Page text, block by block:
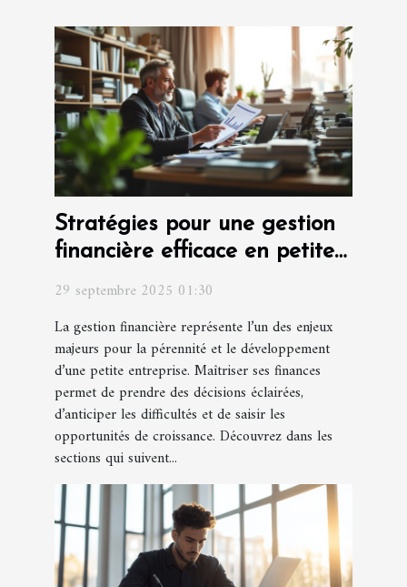
Stratégies pour une gestion
financière efficace en petite
entreprise
29 septembre 2025 01:30
La gestion financière représente l’un des enjeux
majeurs pour la pérennité et le développement
d’une petite entreprise. Maîtriser ses finances
permet de prendre des décisions éclairées,
d’anticiper les difficultés et de saisir les
opportunités de croissance. Découvrez dans les
sections qui suivent...